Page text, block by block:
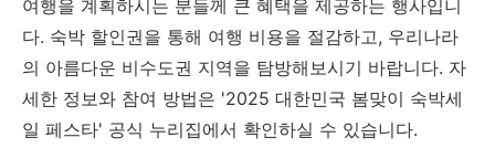
여행을 계획하시는 분들께 큰 혜택을 제공하는 행사입니
다. 숙박 할인권을 통해 여행 비용을 절감하고, 우리나라
의 아름다운 비수도권 지역을 탐방해보시기 바랍니다. 자
세한 정보와 참여 방법은 '2025 대한민국 봄맞이 숙박세
일 페스타' 공식 누리집에서 확인하실 수 있습니다.